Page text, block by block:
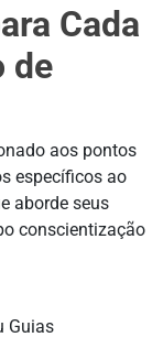
Cada
de
aos pontos
específicos ao
aborde seus
conscientização
Guias